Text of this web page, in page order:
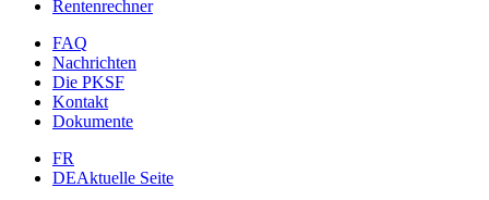
Rentenrechner
FAQ
Nachrichten
Die PKSF
Kontakt
Dokumente
FR
DEAktuelle Seite